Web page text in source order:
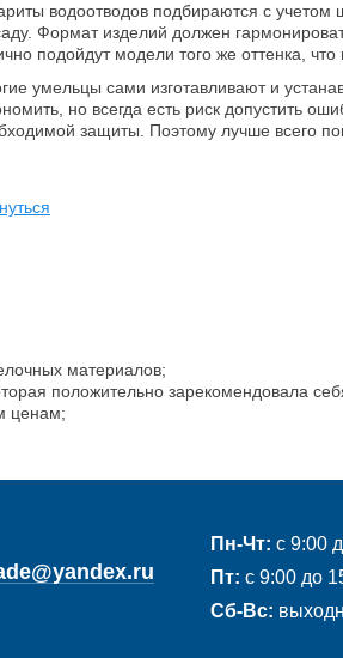
водоотводов подбираются с
Формат изделий должен
подойдут модели того же оттенка,
умельцы сами изготавливают и
но всегда есть риск допустить
защиты. Поэтому лучше всего
материалов;
положительно зарекомендовала
ценам;
Пн-Чт: с 9:00
Пт: с 9:00 до
Сб-Вс: